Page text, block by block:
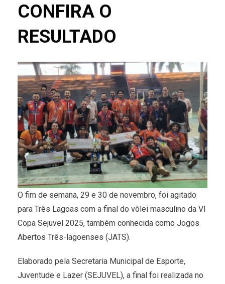
CONFIRA O
RESULTADO
O fim de semana, 29 e 30 de novembro, foi agitado
para Três Lagoas com a final do vôlei masculino da VI
Copa Sejuvel 2025, também conhecida como Jogos
Abertos Três-lagoenses (JATS).
Elaborado pela Secretaria Municipal de Esporte,
Juventude e Lazer (SEJUVEL), a final foi realizada no